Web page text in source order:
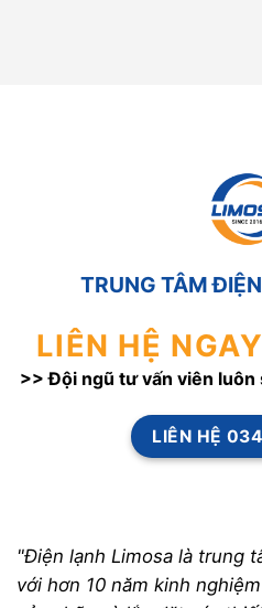
TRUNG TÂM
LIÊN HỆ
>> Đội ngũ tư vấn viên
LIÊN HỆ
"Điện lạnh Limosa là trung
với hơn 10 năm kinh